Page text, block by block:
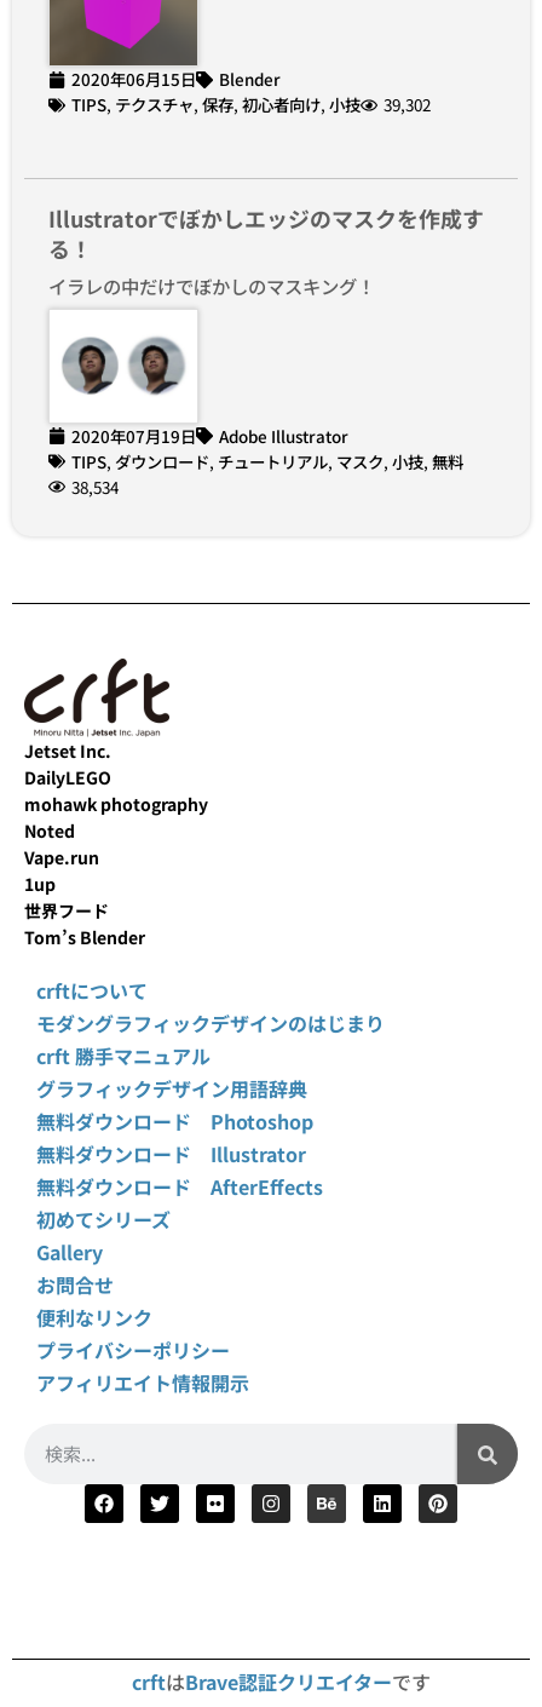
2020年06月15日
Blender
TIPS, テクスチャ, 保存, 初心者向け, 小技 39,302
Illustratorでぼかしエッジのマスクを作成す
る！
イラレの中だけでぼかしのマスキング！
2020年07月19日
Adobe Illustrator
TIPS, ダウンロード, チュートリアル, マスク, 小技, 無料
38,534
Jetset Inc.
DailyLEGO
mohawk photography
Noted
Vape.run
1up
世界フード
Tom’s Blender
crftについて
モダングラフィックデザインのはじまり
crft 勝手マニュアル
グラフィックデザイン用語辞典
無料ダウンロード Photoshop
無料ダウンロード Illustrator
無料ダウンロード AfterEffects
初めてシリーズ
Gallery
お問合せ
便利なリンク
プライバシーポリシー
アフィリエイト情報開示
crftはBrave認証クリエイターです